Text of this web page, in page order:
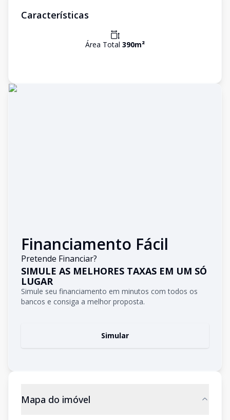
Características
Área Total 390m²
Financiamento Fácil
Pretende Financiar?
SIMULE AS MELHORES TAXAS EM UM SÓ
LUGAR
Simule seu financiamento em minutos com todos os
bancos e consiga a melhor proposta.
Simular
Mapa do imóvel